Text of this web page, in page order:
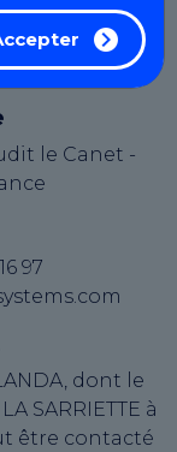
au
d'Aix-en-
821 097.
le Canet -
97
dont le
SARRIETTE à
être contacté